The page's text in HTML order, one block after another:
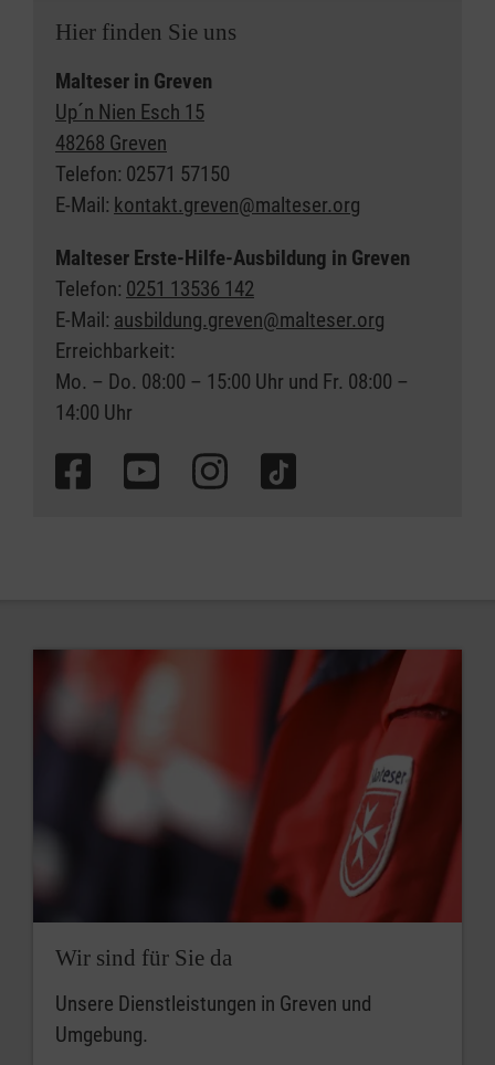
Hier finden Sie uns
Malteser in Greven
Up´n Nien Esch 15
48268 Greven
Telefon: 02571 57150
E-Mail: kontakt.greven@malteser.org
Malteser Erste-Hilfe-Ausbildung in Greven
Telefon: 0251 13536 142
E-Mail: ausbildung.greven@malteser.org
Erreichbarkeit:
Mo. – Do. 08:00 – 15:00 Uhr und Fr. 08:00 –
14:00 Uhr
Wir sind für Sie da
Unsere Dienstleistungen in Greven und
Umgebung.